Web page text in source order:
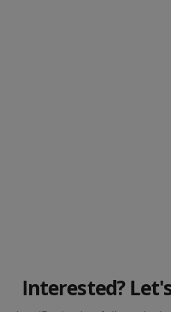
Interested?